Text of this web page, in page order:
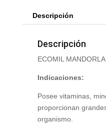
Descripción
Descripción
ECOMIL
Indicaciones:
Posee vitaminas,
proporcionan
organismo.